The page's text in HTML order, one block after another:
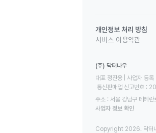
개인정보 처리 방침
서비스 이용약관
(주) 닥터나우
대표 정진웅 | 사업자
통신판매업 신고번호
주소 : 서울 강남구 테헤
사업자 정보 확인
Copyright 2026. 닥터